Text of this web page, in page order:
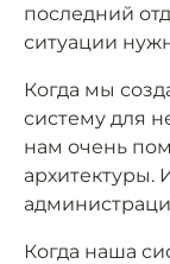
последний
ситуации
Когда мы
систему для
нам очень
архитектуры.
Когда наша